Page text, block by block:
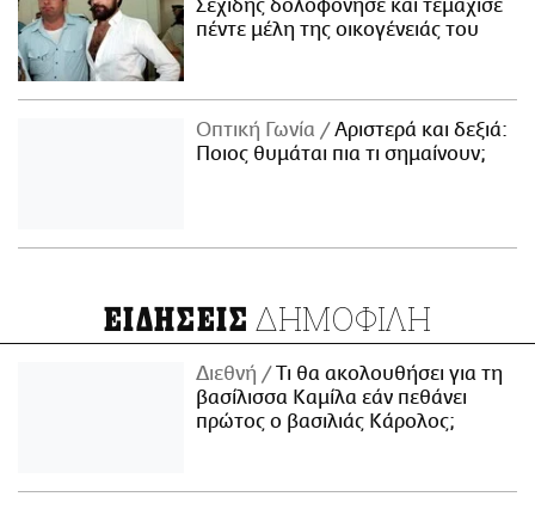
Σεχίδης δολοφόνησε και τεμάχισε
πέντε μέλη της οικογένειάς του
Οπτική Γωνία
Αριστερά και δεξιά:
Ποιος θυμάται πια τι σημαίνουν;
ΕΙΔΗΣΕΙΣ ΔΗΜΟΦΙΛΗ
Διεθνή
Τι θα ακολουθήσει για τη
βασίλισσα Καμίλα εάν πεθάνει
πρώτος ο βασιλιάς Κάρολος;